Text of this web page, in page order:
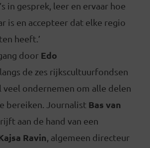
in gesprek, leer en ervaar hoe
is en accepteer dat elke regio
heeft.’
door Edo
langs de zes rijkscultuurfondsen
veel ondernemen om alle delen
bereiken. Journalist Bas van
aan de hand van een
Ravin , algemeen directeur